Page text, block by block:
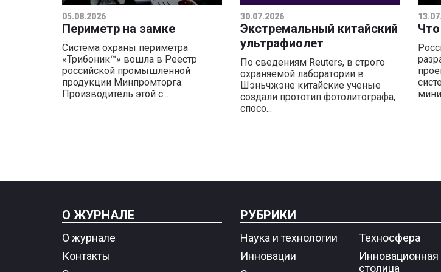
05.08.2026
Периметр на замке
Система охраны периметра
«Трибоник™» вошла в Реестр
российской промышленной
продукции Минпромторга.
Производитель этой с...
30.07.2026
Экстремальный китайский
ультрафиолет
По сведениям Reuters, в строго
охраняемой лаборатории в
Шэньчжэне китайские ученые
создали прототип фотолитографа,
спосо...
О ЖУРНАЛЕ
О журнале
Контакты
РУБРИКИ
Наука и технологии
Инновации
Техносфера
Инновационная
столица